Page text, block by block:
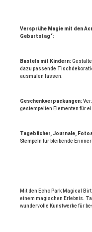
Versprühe Magie mit den
Geburtstag“:
Basteln mit Kindern:
dazu passende
ausmalen lassen.
Geschenkverpackungen:
gestempelten Elementen für
Tagebücher, Journale,
Stempeln für bleibende
Mit den Echo Park Magical
einem magischen Erlebnis.
wundervolle Kunstwerke für